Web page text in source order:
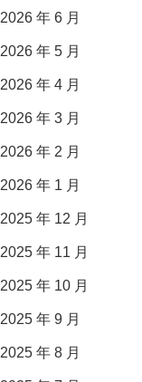
2026 年 6 月
2026 年 5 月
2026 年 4 月
2026 年 3 月
2026 年 2 月
2026 年 1 月
2025 年 12 月
2025 年 11 月
2025 年 10 月
2025 年 9 月
2025 年 8 月